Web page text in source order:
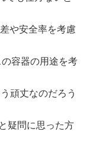
や安全率を考慮
容器の用途を考
頑丈なのだろう
疑問に思った方